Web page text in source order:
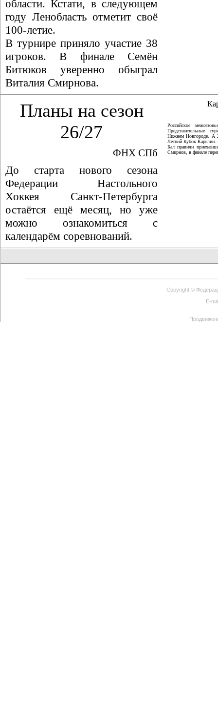
области. Кстати, в следующем
году Ленобласть отметит своё
100-летие.
В турнире приняло участие 38
игроков. В финале Семён
Битюков уверенно обыграл
Виталия Смирнова.
Планы на сезон
26/27
ФНХ СПб
До старта нового сезона
Федерации Настольного
Хоккея Санкт-Петербурга
остаётся ещё месяц, но уже
можно ознакомиться с
календарём соревнований.
Российское
Представительные
Нижнем Новгороде. А
Летний Кубок Карелии.
Бал правили
Смирнов, в финале
Copyright ©
E-